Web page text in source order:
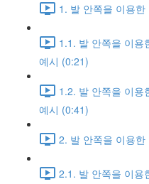
1. 발 안쪽을 이용
1.1. 발 안쪽을 이용
예시 (0:21)
1.2. 발 안쪽을 이용
예시 (0:41)
2. 발 안쪽을 이용
2.1. 발 안쪽을 이용